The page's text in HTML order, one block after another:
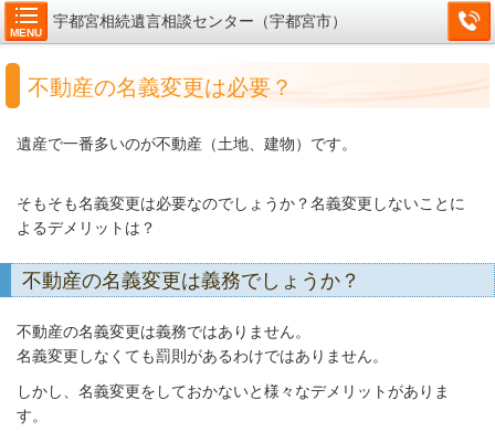
MENU
宇都宮相続遺言相談センター（宇都宮市）
不動産の名義変更は必要？
遺産で一番多いのが不動産（土地、建物）です。
そもそも名義変更は必要なのでしょうか？名義変更しないことに
よるデメリットは？
不動産の名義変更は義務でしょうか？
不動産の名義変更は義務ではありません。
名義変更しなくても罰則があるわけではありません。
しかし、名義変更をしておかないと様々なデメリットがありま
す。